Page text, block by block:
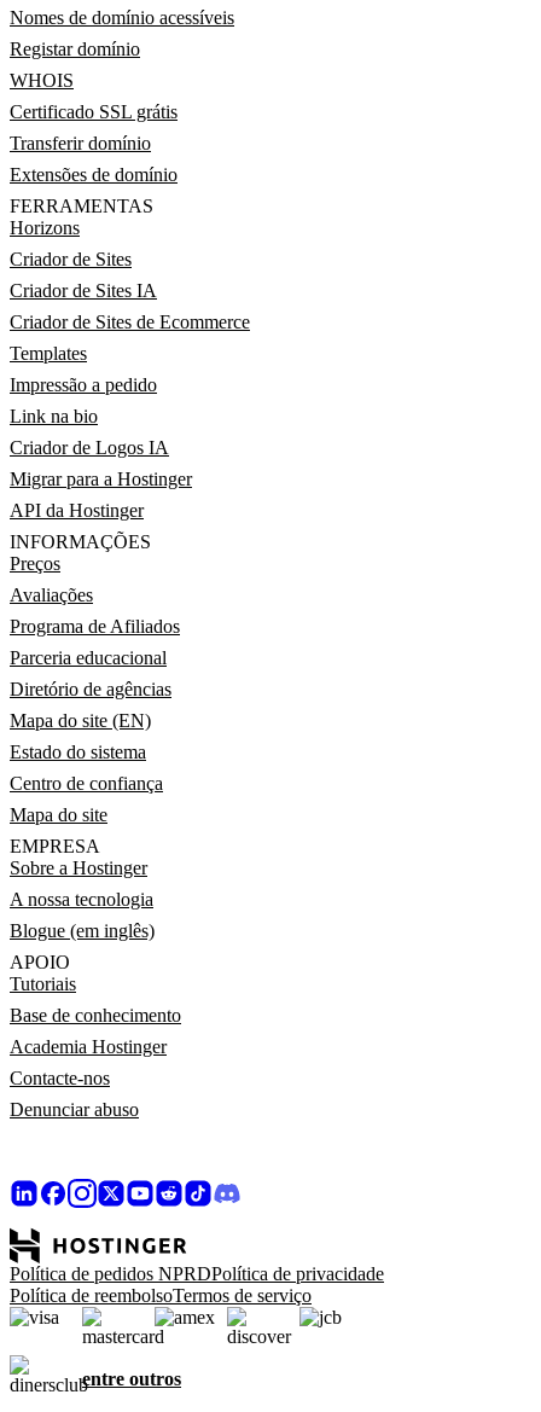
Nomes de domínio acessíveis
Registar domínio
WHOIS
Certificado SSL grátis
Transferir domínio
Extensões de domínio
FERRAMENTAS
Horizons
Criador de Sites
Criador de Sites IA
Criador de Sites de Ecommerce
Templates
Impressão a pedido
Link na bio
Criador de Logos IA
Migrar para a Hostinger
API da Hostinger
INFORMAÇÕES
Preços
Avaliações
Programa de Afiliados
Parceria educacional
Diretório de agências
Mapa do site (EN)
Estado do sistema
Centro de confiança
Mapa do site
EMPRESA
Sobre a Hostinger
A nossa tecnologia
Blogue (em inglês)
APOIO
Tutoriais
Base de conhecimento
Academia Hostinger
Contacte-nos
Denunciar abuso
Política de pedidos NPRDPolítica de privacidade
Política de reembolsoTermos de serviço
entre outros